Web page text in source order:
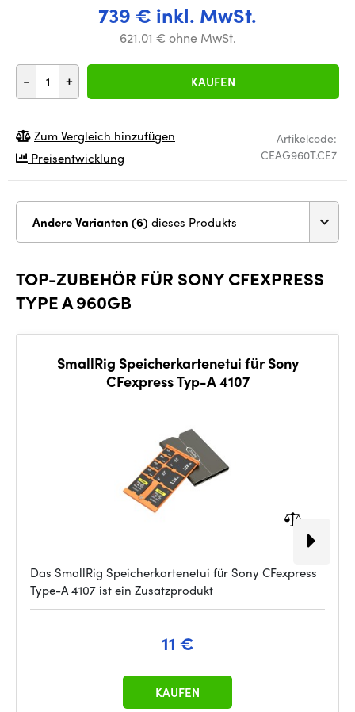
739 € inkl. MwSt.
621.01 € ohne MwSt.
- + KAUFEN
Artikelcode:
CEAG960T.CE7
Zum Vergleich hinzufügen
Preisentwicklung
Andere Varianten (6) dieses Produkts
TOP-ZUBEHÖR FÜR SONY CFEXPRESS
TYPE A 960GB
SmallRig Speicherkartenetui für Sony
CFexpress Typ-A 4107
Das SmallRig Speicherkartenetui für Sony CFexpress
Type-A 4107 ist ein Zusatzprodukt
11 €
KAUFEN